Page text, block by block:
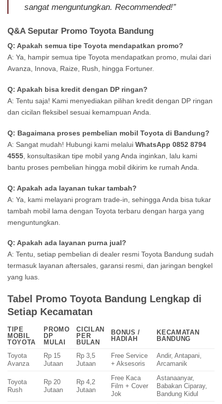
sangat menguntungkan. Recommended!”
Q&A Seputar Promo Toyota Bandung
Q: Apakah semua tipe Toyota mendapatkan promo?
A: Ya, hampir semua tipe Toyota mendapatkan promo, mulai dari
Avanza, Innova, Raize, Rush, hingga Fortuner.
Q: Apakah bisa kredit dengan DP ringan?
A: Tentu saja! Kami menyediakan pilihan kredit dengan DP ringan
dan cicilan fleksibel sesuai kemampuan Anda.
Q: Bagaimana proses pembelian mobil Toyota di Bandung?
A: Sangat mudah! Hubungi kami melalui WhatsApp 0852 8794
4555 , konsultasikan tipe mobil yang Anda inginkan, lalu kami
bantu proses pembelian hingga mobil dikirim ke rumah Anda.
Q: Apakah ada layanan tukar tambah?
A: Ya, kami melayani program trade-in, sehingga Anda bisa tukar
tambah mobil lama dengan Toyota terbaru dengan harga yang
menguntungkan.
Q: Apakah ada layanan purna jual?
A: Tentu, setiap pembelian di dealer resmi Toyota Bandung sudah
termasuk layanan aftersales, garansi resmi, dan jaringan bengkel
yang luas.
Tabel Promo Toyota Bandung Lengkap di
Setiap Kecamatan
TIPE
MOBIL
TOYOTA
PROMO
DP
MULAI
CICILAN
PER
BULAN
BONUS /
HADIAH
KECAMATAN
BANDUNG
Toyota
Avanza
Rp 15
Jutaan
Rp 3,5
Jutaan
Free Service
+ Aksesoris
Andir, Antapani,
Arcamanik
Toyota
Rush
Rp 20
Jutaan
Rp 4,2
Jutaan
Free Kaca
Film + Cover
Jok
Astanaanyar,
Babakan Ciparay,
Bandung Kidul